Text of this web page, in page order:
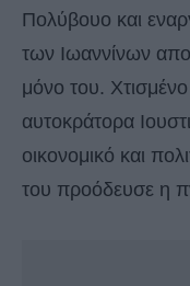
Πολύβουο και
των Ιωαννίνων
μόνο του.
αυτοκράτορα
οικονομικό και
του προόδευσε η